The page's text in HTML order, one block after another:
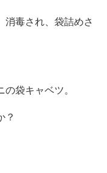
消毒され、袋詰めさ
袋キャベツ。
？